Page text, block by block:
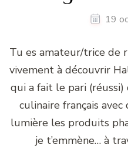
19
Tu es amateur/trice de
vivement à découvrir
qui a fait le pari
culinaire français
lumière les produits
je t’emmène… à